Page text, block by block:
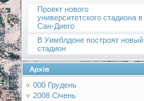
Проект нового
университетского стадиона в
Сан-Диего
В Уимблдоне построят новый
стадион
Архів
000 Грудень
2008 Січень